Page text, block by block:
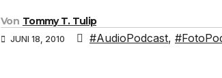
Von Tommy T. Tulip
JUNI 18, 2010 #AudioPodcast,